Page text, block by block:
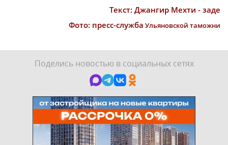
Текст: Джангир Мехти - заде
Фото: пресс-служба Ульяновской таможни
Поделись новостью в социальных сетях